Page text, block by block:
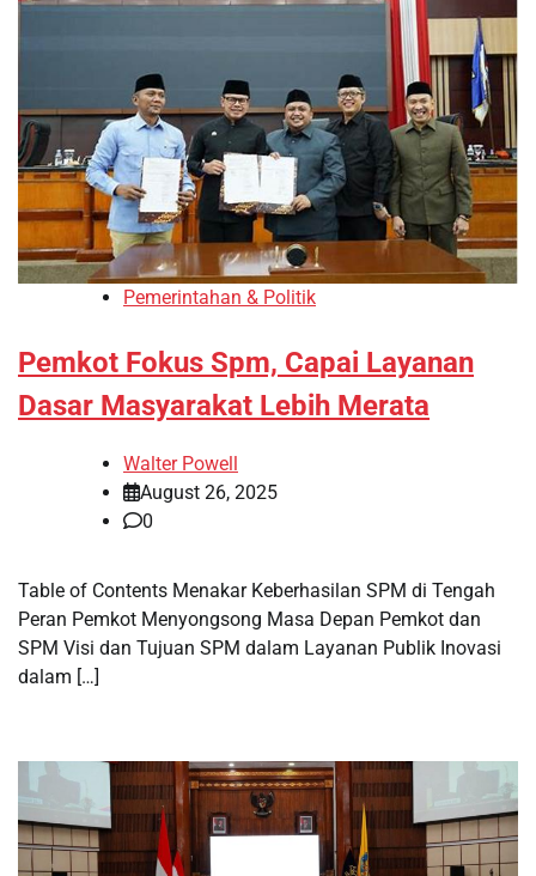
Pemerintahan & Politik
Pemkot Fokus Spm, Capai Layanan
Dasar Masyarakat Lebih Merata
Walter Powell
August 26, 2025
0
Table of Contents Menakar Keberhasilan SPM di Tengah
Peran Pemkot Menyongsong Masa Depan Pemkot dan
SPM Visi dan Tujuan SPM dalam Layanan Publik Inovasi
dalam […]